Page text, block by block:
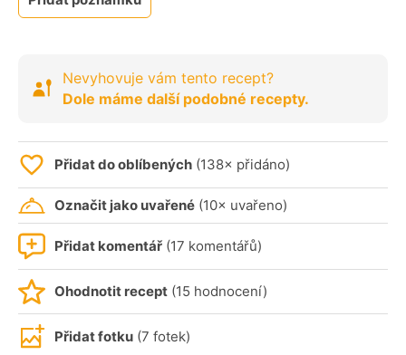
Nevyhovuje vám tento recept?
Dole máme další podobné recepty.
Přidat do oblíbených (138× přidáno)
Označit jako uvařené (10× uvařeno)
Přidat komentář (17 komentářů)
Ohodnotit recept (15 hodnocení)
Přidat fotku (7 fotek)